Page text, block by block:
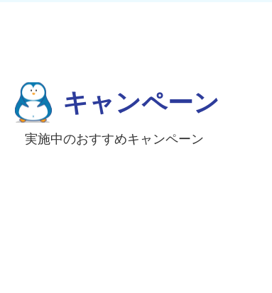
キャンペーン
実施中のおすすめキャンペーン